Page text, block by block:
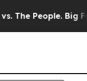
People. Big